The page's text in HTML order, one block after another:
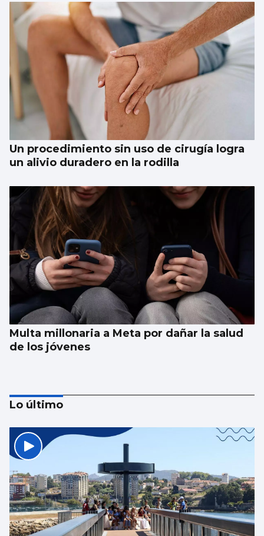
Un procedimiento sin uso de cirugía logra
un alivio duradero en la rodilla
Multa millonaria a Meta por dañar la salud
de los jóvenes
Galería | Álbum para celebrar el Día
Internacional del Gato
Lo último